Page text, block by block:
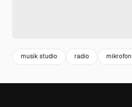
musik studio radio mikrofon